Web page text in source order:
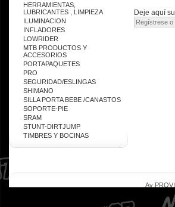
HERRAMIENTAS,
LUBRICANTES , LIMPIEZA
ILUMINACION
INFLADORES
LOWRIDER
MTB PRODUCTOS Y
ACCESORIOS
PORTAPAQUETES
PRO
SEGURIDAD/ESLINGAS
SHIMANO
SILLA PORTA BEBE /CANASTOS
SOPORTE-PIE
SRAM
STUNT-DIRTJUMP
TIMBRES Y BOCINAS
Deje aquí
Av